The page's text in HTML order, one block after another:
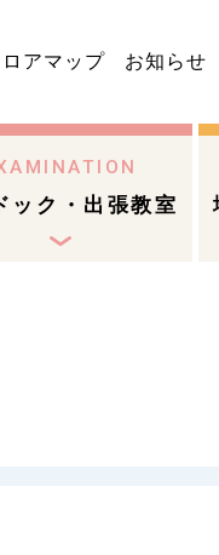
アマップ お知らせ
ック・出張教室